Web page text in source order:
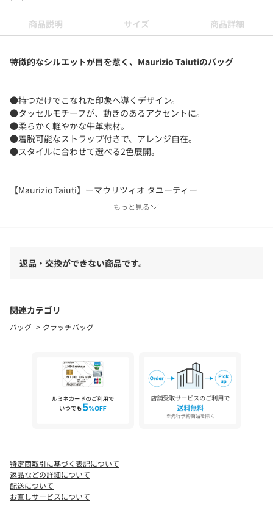
商品説明 サイズ 商品詳細
特徴的なシルエットが目を惹く、Maurizio Taiutiのバッグ
●持つだけでこなれた印象へ導くデザイン。
●タッセルモチーフが、動きのあるアクセントに。
●柔らかく軽やかな牛革素材。
●着脱可能なストラップ付きで、アレンジ自在。
●スタイルに合わせて選べる2色展開。
【Maurizio Taiuti】ーマウリツィオ タユーティー
1958年にイタリア・フィレンツェで創業したイタリアの老舗レザ
仕上げられています。
▼同ブランド品番
GGZ1061212D0005／ 【Maurizio Taiuti】ワンショルダーバッ
グ/DBR
GGZ1061212D0008／ 【Maurizio Taiuti】サークルバッグ
GGZ1061212D0009／ 【Maurizio Taiuti】スクエアバッグ
ク等が多少変更になる可能性がございます。
予めご了承ください。
※トップの画像は、光の具合で色味が違って見える場合がありま
もっと見る
返品・交換ができない商品です。
関連カテゴリ
バッグ クラッチバッグ
特定商取引に基づく表記について
返品などの詳細について
配送について
お直しサービスについて